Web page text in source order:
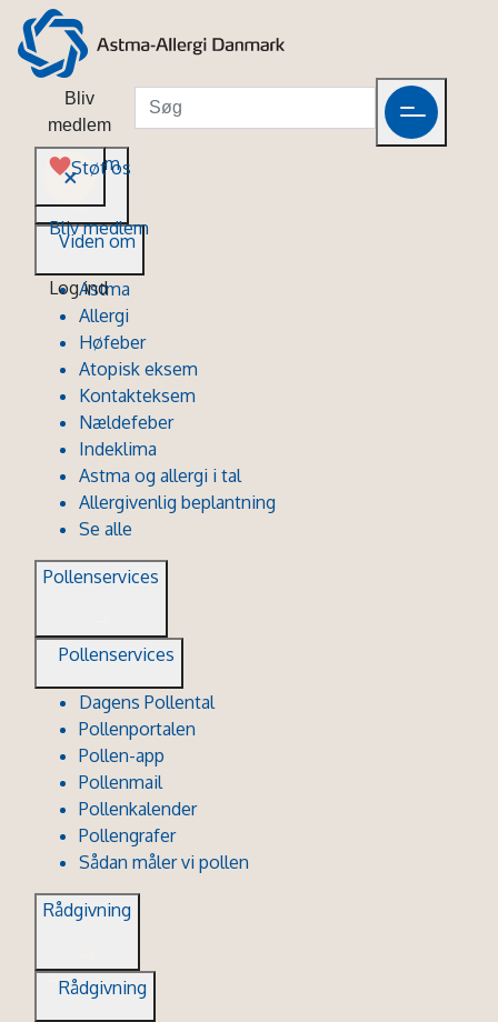
Bliv
medlem
Støt os
Bliv medlem
Log ind
Viden om
Viden om
Astma
Allergi
Høfeber
Atopisk eksem
Kontakteksem
Nældefeber
Indeklima
Astma og allergi i tal
Allergivenlig beplantning
Se alle
Pollenservices
Pollenservices
Dagens Pollental
Pollenportalen
Pollen-app
Pollenmail
Pollenkalender
Pollengrafer
Sådan måler vi pollen
Rådgivning
Rådgivning